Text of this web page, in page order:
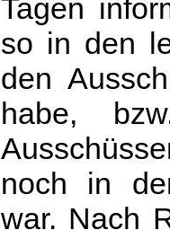
Tagen
so in den
den
habe,
noch in
war. Nach